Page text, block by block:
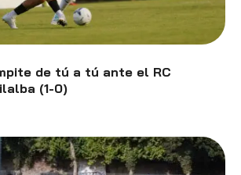
de tú a tú ante el RC
(1-0)